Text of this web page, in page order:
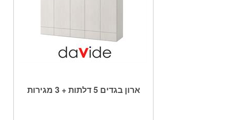
ארון בגדים 5 דלתות + 3 מגירות